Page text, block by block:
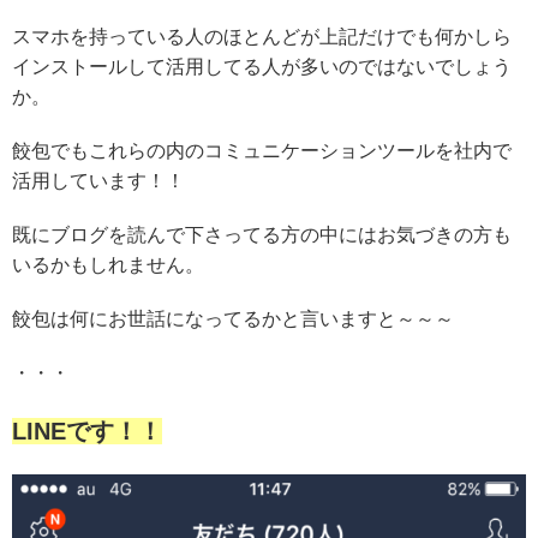
スマホを持っている人のほとんどが上記だけでも何かしら
インストールして活用してる人が多いのではないでしょう
か。
餃包でもこれらの内のコミュニケーションツールを社内で
活用しています！！
既にブログを読んで下さってる方の中にはお気づきの方も
いるかもしれません。
餃包は何にお世話になってるかと言いますと～～～
・・・
LINEです！！